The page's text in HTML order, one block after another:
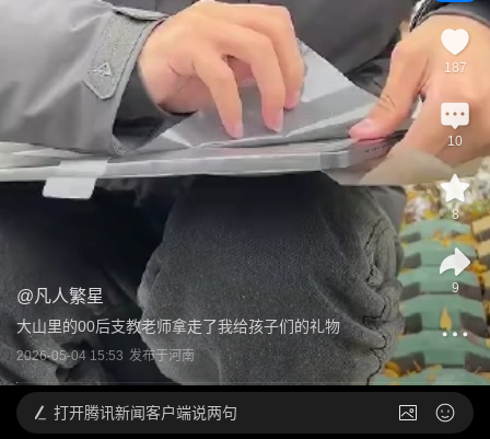
@凡人繁星
大山里的00后支教老师拿走了我给孩子们的礼物
2026-05-04 15:53 发布于河南
187
10
8
9
打开腾讯新闻客户端说两句